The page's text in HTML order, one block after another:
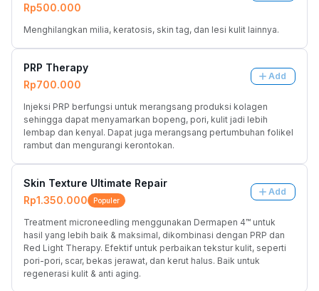
Rp500.000
Menghilangkan milia, keratosis, skin tag, dan lesi kulit lainnya.
PRP Therapy
Rp700.000
Add
Injeksi PRP berfungsi untuk merangsang produksi kolagen
sehingga dapat menyamarkan bopeng, pori, kulit jadi lebih
lembap dan kenyal. Dapat juga merangsang pertumbuhan folikel
rambut dan mengurangi kerontokan.
Skin Texture Ultimate Repair
Rp1.350.000
Populer
Add
Treatment microneedling menggunakan Dermapen 4™ untuk
hasil yang lebih baik & maksimal, dikombinasi dengan PRP dan
Red Light Therapy. Efektif untuk perbaikan tekstur kulit, seperti
pori-pori, scar, bekas jerawat, dan kerut halus. Baik untuk
regenerasi kulit & anti aging.